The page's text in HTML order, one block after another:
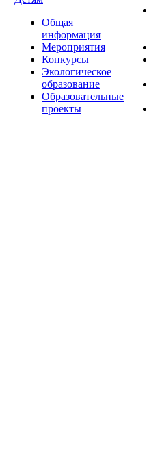
Общая
информация
Мероприятия
Конкурсы
Экологическое
образование
Образовательные
проекты